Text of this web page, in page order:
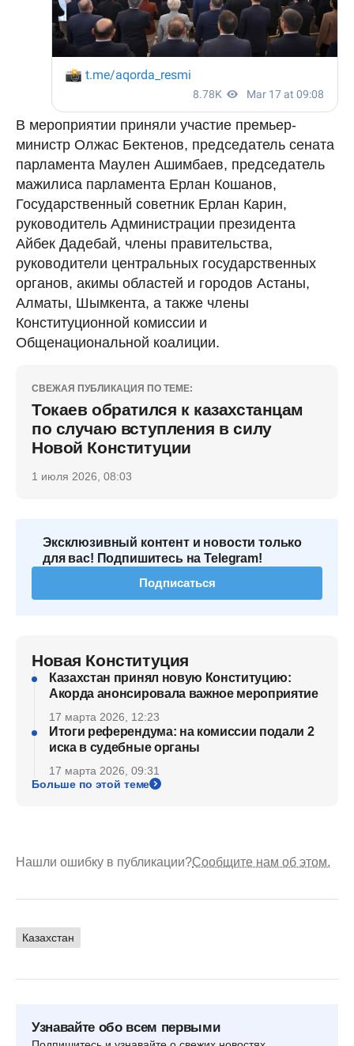
В мероприятии приняли участие премьер-
министр Олжас Бектенов, председатель сената
парламента Маулен Ашимбаев, председатель
мажилиса парламента Ерлан Кошанов,
Государственный советник Ерлан Карин,
руководитель Администрации президента
Айбек Дадебай, члены правительства,
руководители центральных государственных
органов, акимы областей и городов Астаны,
Алматы, Шымкента, а также члены
Конституционной комиссии и
Общенациональной коалиции.
СВЕЖАЯ ПУБЛИКАЦИЯ ПО ТЕМЕ:
Токаев обратился к казахстанцам
по случаю вступления в силу
Новой Конституции
1 июля 2026, 08:03
Эксклюзивный контент и новости только
для вас! Подпишитесь на Telegram!
Подписаться
Новая Конституция
Казахстан принял новую Конституцию:
Акорда анонсировала важное мероприятие
17 марта 2026, 12:23
Итоги референдума: на комиссии подали 2
иска в судебные органы
17 марта 2026, 09:31
Больше по этой теме
Нашли ошибку в публикации?Сообщите нам об этом.
Казахстан
Узнавайте обо всем первыми